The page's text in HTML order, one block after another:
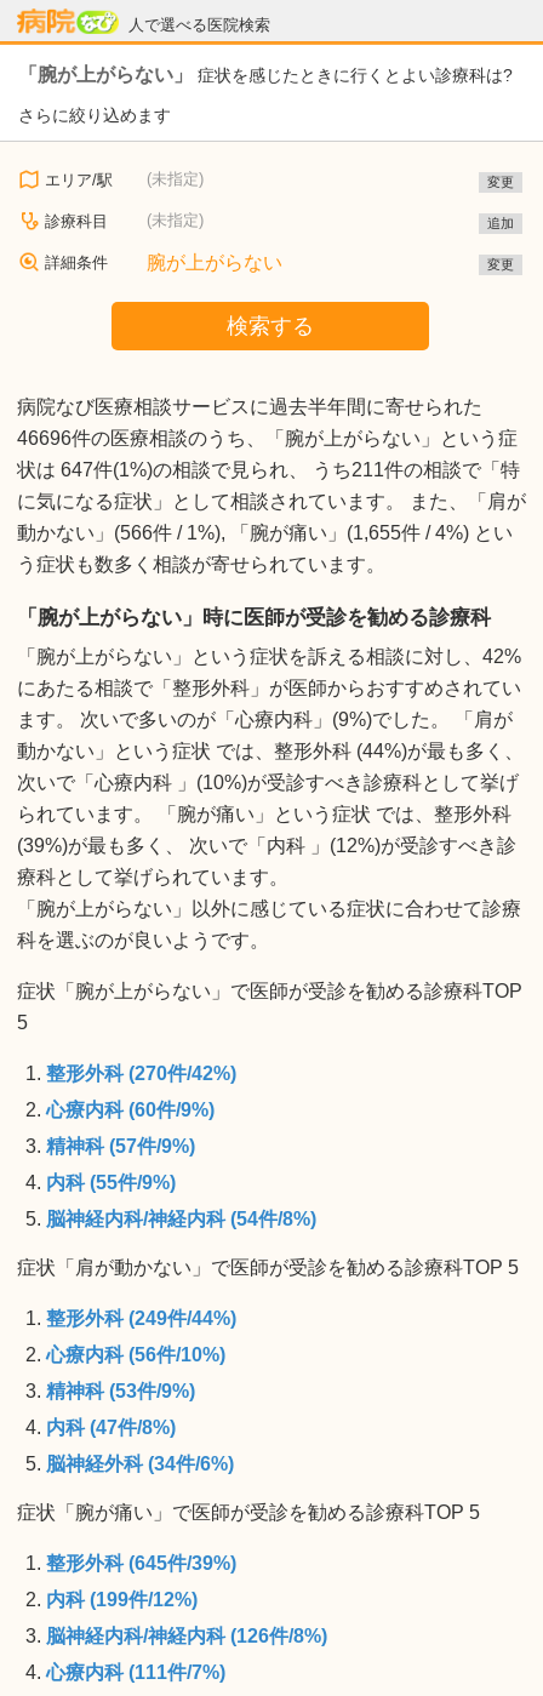
人で選べる医院検索
病院なび
「腕が上がらない」 症状を感じたときに行くとよい診療科は?
さらに絞り込めます
エリア/駅 (未指定) 変更
診療科目 (未指定) 追加
詳細条件 腕が上がらない 変更
検索する
病院なび医療相談サービスに過去半年間に寄せられた
46696件の医療相談のうち、「腕が上がらない」という症
状は 647件(1%)の相談で見られ、 うち211件の相談で「特
に気になる症状」として相談されています。 また、「肩が
動かない」(566件 / 1%), 「腕が痛い」(1,655件 / 4%) とい
う症状も数多く相談が寄せられています。
「腕が上がらない」時に医師が受診を勧める診療科
「腕が上がらない」という症状を訴える相談に対し、42%
にあたる相談で「整形外科」が医師からおすすめされてい
ます。 次いで多いのが「心療内科」(9%)でした。 「肩が
動かない」という症状 では、整形外科 (44%)が最も多く、
次いで「心療内科 」(10%)が受診すべき診療科として挙げ
られています。 「腕が痛い」という症状 では、整形外科
(39%)が最も多く、 次いで「内科 」(12%)が受診すべき診
療科として挙げられています。
「腕が上がらない」以外に感じている症状に合わせて診療
科を選ぶのが良いようです。
症状「腕が上がらない」で医師が受診を勧める診療科TOP
5
整形外科 (270件/42%)
心療内科 (60件/9%)
精神科 (57件/9%)
内科 (55件/9%)
脳神経内科/神経内科 (54件/8%)
症状「肩が動かない」で医師が受診を勧める診療科TOP 5
整形外科 (249件/44%)
心療内科 (56件/10%)
精神科 (53件/9%)
内科 (47件/8%)
脳神経外科 (34件/6%)
症状「腕が痛い」で医師が受診を勧める診療科TOP 5
整形外科 (645件/39%)
内科 (199件/12%)
脳神経内科/神経内科 (126件/8%)
心療内科 (111件/7%)